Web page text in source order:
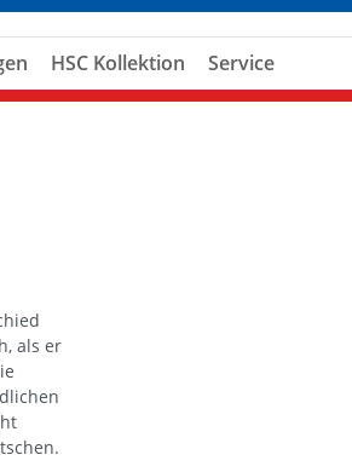
HSC Kollektion Service
als er